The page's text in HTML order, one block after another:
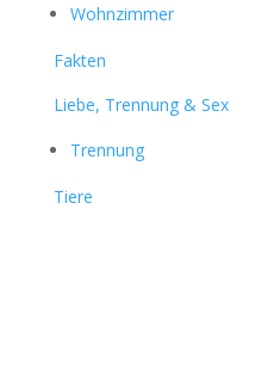
Wohnzimmer
Fakten
Liebe, Trennung & Sex
Trennung
Tiere